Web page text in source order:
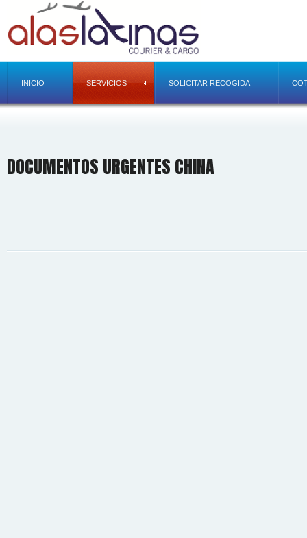
INICIO SERVICIOS SOLICITAR RECOGIDA
DOCUMENTOS URGENTES CHINA